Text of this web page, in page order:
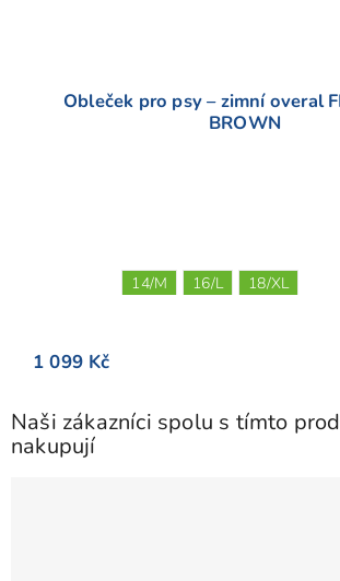
Obleček pro psy – zimní overal
BROWN
1 099 Kč
14/M 16/L 18/XL
Naši zákazníci spolu s tímto
nakupují